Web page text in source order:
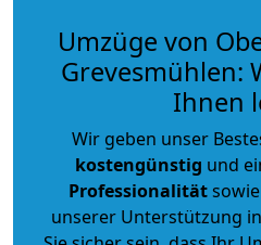
Umzüge von
Grevesmühlen:
Ihnen
Wir geben unser
kostengünstig und
Professionalität
unserer Unterstützung